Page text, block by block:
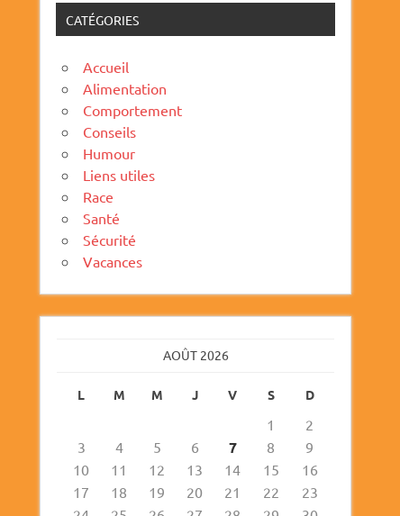
CATÉGORIES
Accueil
Alimentation
Comportement
Conseils
Humour
Liens utiles
Race
Santé
Sécurité
Vacances
AOÛT 2026
L M M J V S D
1
2
3
4 5 6 7 8
9
10
11 12 13 14 15
16
17
18 19 20 21 22
23